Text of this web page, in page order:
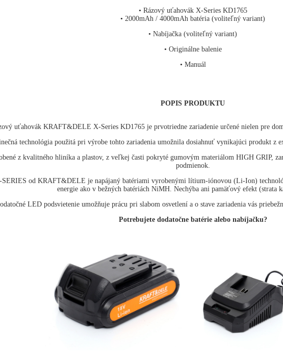
• Rázový uťahovák X-Series KD1765
• 2000mAh / 4000mAh batéria (voliteľný variant)
• Nabíjačka (voliteľný variant)
• Originálne balenie
• Manuál
POPIS PRODUKTU
uťahovák KRAFT&DELE X-Series KD1765 je prvotriedne zariadenie určené nielen pre
technológia použitá pri výrobe tohto zariadenia umožnila dosiahnuť vynikajúci produkt z
z kvalitného hliníka a plastov, z veľkej časti pokryté gumovým materiálom HIGH GRIP,
podmienok.
od KRAFT&DELE je napájaný batériami vyrobenými lítium-iónovou (Li-Ion)
energie ako v bežných batériách NiMH. Nechýba ani pamäťový efekt (strata
LED podsvietenie umožňuje prácu pri slabom osvetlení a o stave zariadenia vás
Potrebujete dodatočne batérie alebo nabíjačku?